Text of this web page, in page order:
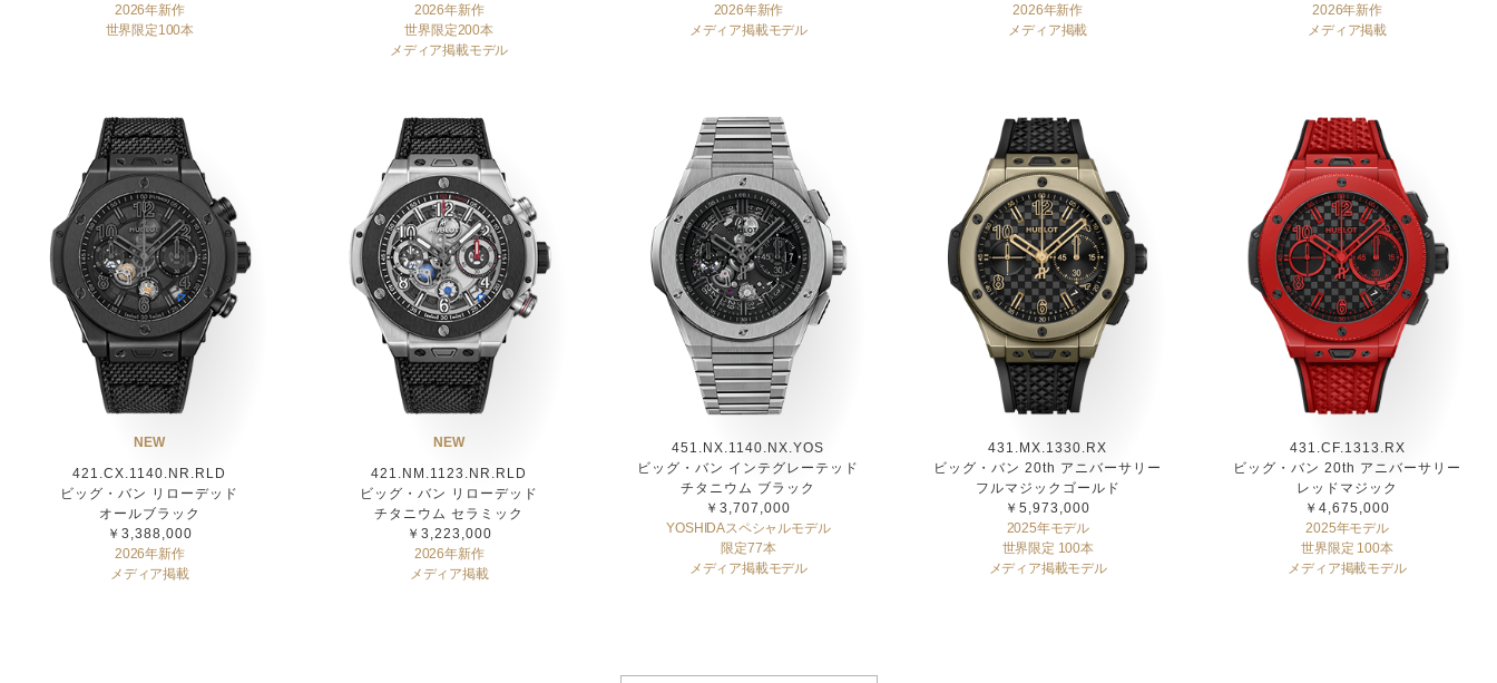
2026年新作
世界限定100本
2026年新作
世界限定200本
メディア掲載モデル
2026年新作
メディア掲載モデル
2026年新作
メディア掲載
2026年新作
メディア掲載
NEW
421.CX.1140.NR.RLD
ビッグ・バン リローデッド
オールブラック
￥3,388,000
2026年新作
メディア掲載
NEW
421.NM.1123.NR.RLD
ビッグ・バン リローデッド
チタニウム セラミック
￥3,223,000
2026年新作
メディア掲載
451.NX.1140.NX.YOS
ビッグ・バン インテグレーテッド
チタニウム ブラック
￥3,707,000
YOSHIDAスペシャルモデル
限定77本
メディア掲載モデル
431.MX.1330.RX
ビッグ・バン 20th アニバーサリー
フルマジックゴールド
￥5,973,000
2025年モデル
世界限定 100本
メディア掲載モデル
431.CF.1313.RX
ビッグ・バン 20th アニバーサリー
レッドマジック
￥4,675,000
2025年モデル
世界限定 100本
メディア掲載モデル